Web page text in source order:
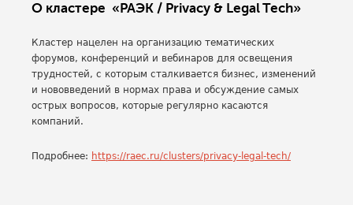
О кластере «РАЭК / Privacy & Legal Tech»
Кластер нацелен на организацию тематических
форумов, конференций и вебинаров для освещения
трудностей, с которым сталкивается бизнес, изменений
и нововведений в нормах права и обсуждение самых
острых вопросов, которые регулярно касаются
компаний.
Подробнее: https://raec.ru/clusters/privacy-legal-tech/